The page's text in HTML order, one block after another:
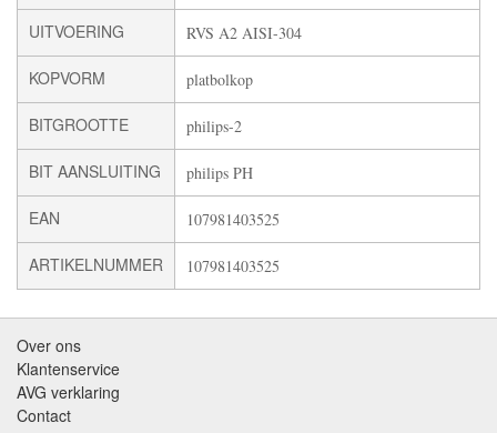
UITVOERING RVS A2 AISI-304
KOPVORM platbolkop
BITGROOTTE philips-2
BIT AANSLUITING philips PH
EAN 107981403525
ARTIKELNUMMER 107981403525
Over ons
Klantenservice
AVG verklaring
Contact